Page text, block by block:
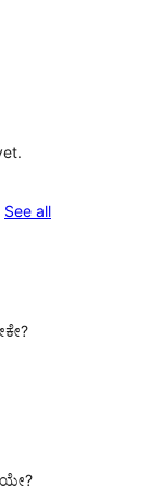
See allreviews